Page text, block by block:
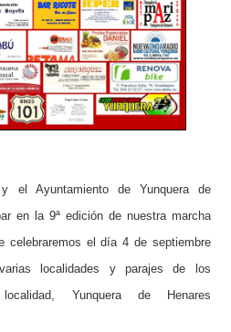
el Ayuntamiento de Yunquera de
en la 9ª edición de nuestra marcha
celebraremos el día 4 de septiembre
localidades y parajes de los
Yunquera de Henares